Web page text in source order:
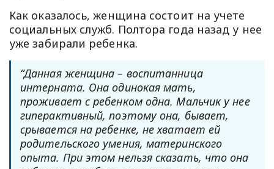
Как оказалось, женщина состоит на учете
социальных служб. Полтора года назад у нее
уже забирали ребенка.
“Данная женщина – воспитанница
интерната. Она одинокая мать,
проживает с ребенком одна. Мальчик у нее
гиперактивный, поэтому она, бывает,
срывается на ребенке, не хватает ей
родительского умения, материнского
опыта. При этом нельзя сказать, что она